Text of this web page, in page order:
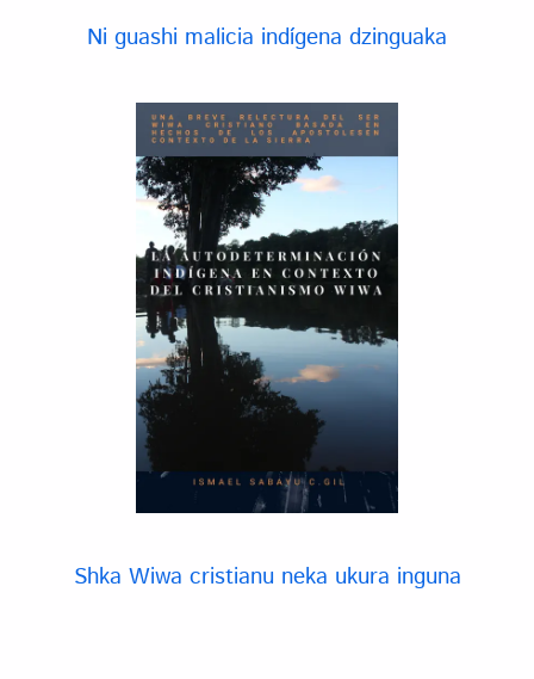
Ni guashi malicia indígena dzinguaka
Shka Wiwa cristianu neka ukura inguna